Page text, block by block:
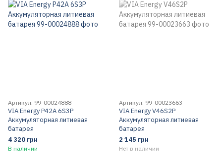
Артикул: 99-00024888
VIA Energy P42A 6S3P
Аккумуляторная литиевая
батарея
4 320 грн
В наличии
Артикул: 99-00023663
VIA Energy V46S2P
Аккумуляторная литиевая
батарея
2 145 грн
Нет в наличии